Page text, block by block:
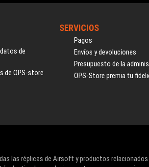
de
de OPS-store
SERVICIOS
Pagos
Envíos y devoluciones
Presupuesto de la
OPS-Store premia tu
las réplicas de Airsoft y productos